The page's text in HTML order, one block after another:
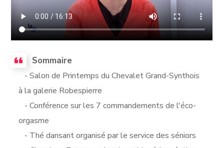
Sommaire
- Salon de Printemps du Chevalet Grand-Synthois
à la galerie Robespierre
- Conférence sur les 7 commandements de l'éco-
orgasme
- Thé dansant organisé par le service des séniors